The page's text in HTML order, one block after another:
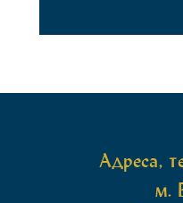
Його
Адреса,
м.